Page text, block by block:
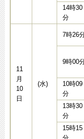
14時30
分
11
月
10
日
(水)
7時26
9時00
10時09
分
13時30
分
15時15